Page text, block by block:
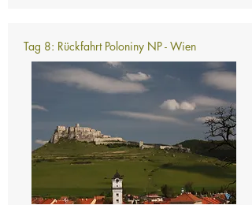
Tag 8: Rückfahrt Poloniny NP - Wien